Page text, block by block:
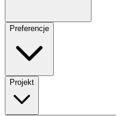
Preferencje
Projekt